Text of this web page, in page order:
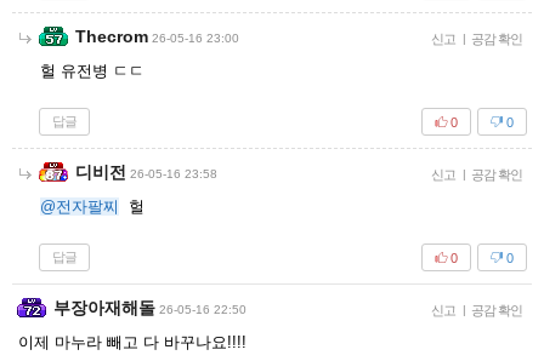
Thecrom 26-05-16 23:00 신고 | 공감 확인
헐 유전병 ㄷㄷ
답글 0
0
디비전 26-05-16 23:58 신고 | 공감 확인
@전자팔찌 헐
답글 0
0
부장아재해돌 26-05-16 22:50 신고 | 공감 확인
이제 마누라 빼고 다 바꾸나요!!!!